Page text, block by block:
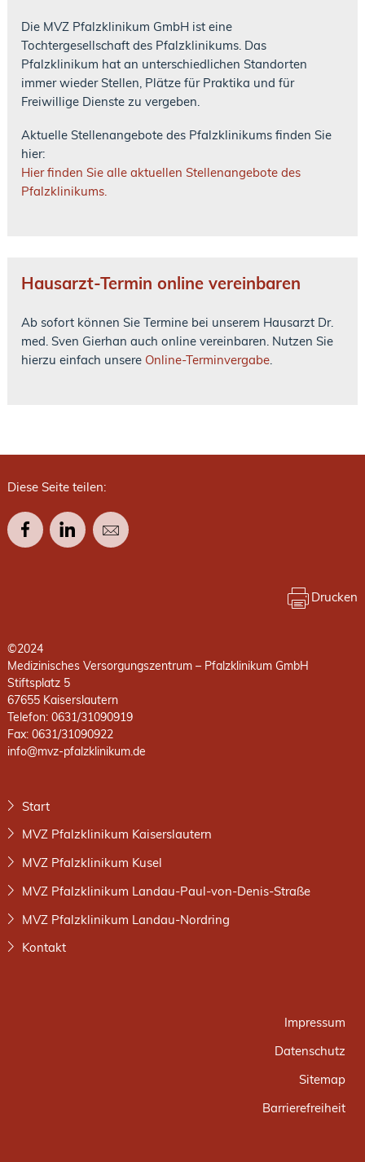
Die MVZ Pfalzklinikum GmbH ist eine
Tochtergesellschaft des Pfalzklinikums. Das
Pfalzklinikum hat an unterschiedlichen Standorten
immer wieder Stellen, Plätze für Praktika und für
Freiwillige Dienste zu vergeben.
Aktuelle Stellenangebote des Pfalzklinikums finden Sie
hier:
Hier finden Sie alle aktuellen Stellenangebote des
Pfalzklinikums.
Hausarzt-Termin online vereinbaren
Ab sofort können Sie Termine bei unserem Hausarzt Dr.
med. Sven Gierhan auch online vereinbaren. Nutzen Sie
hierzu einfach unsere Online-Terminvergabe.
Diese Seite teilen:
Drucken
©2024
Medizinisches Versorgungszentrum – Pfalzklinikum GmbH
Stiftsplatz 5
67655 Kaiserslautern
Telefon: 0631/31090919
Fax: 0631/31090922
info@mvz-pfalzklinikum.de
Start
MVZ Pfalzklinikum Kaiserslautern
MVZ Pfalzklinikum Kusel
MVZ Pfalzklinikum Landau-Paul-von-Denis-Straße
MVZ Pfalzklinikum Landau-Nordring
Kontakt
Impressum
Datenschutz
Sitemap
Barrierefreiheit